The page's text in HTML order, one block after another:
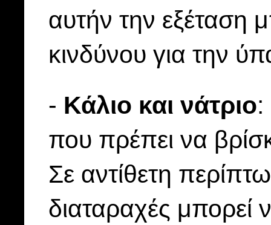
αυτήν την εξέταση
κινδύνου για την
- Κάλιο και νάτριο:
που πρέπει να
Σε αντίθετη
διαταραχές μπορεί